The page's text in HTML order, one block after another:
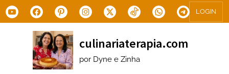
Skip
to
YoutubeFacebookPinterestInstagram
X.com Tiktok WhatsAppTelegram
LOGIN
culinariaterapia.com
por Dyne e Zinha